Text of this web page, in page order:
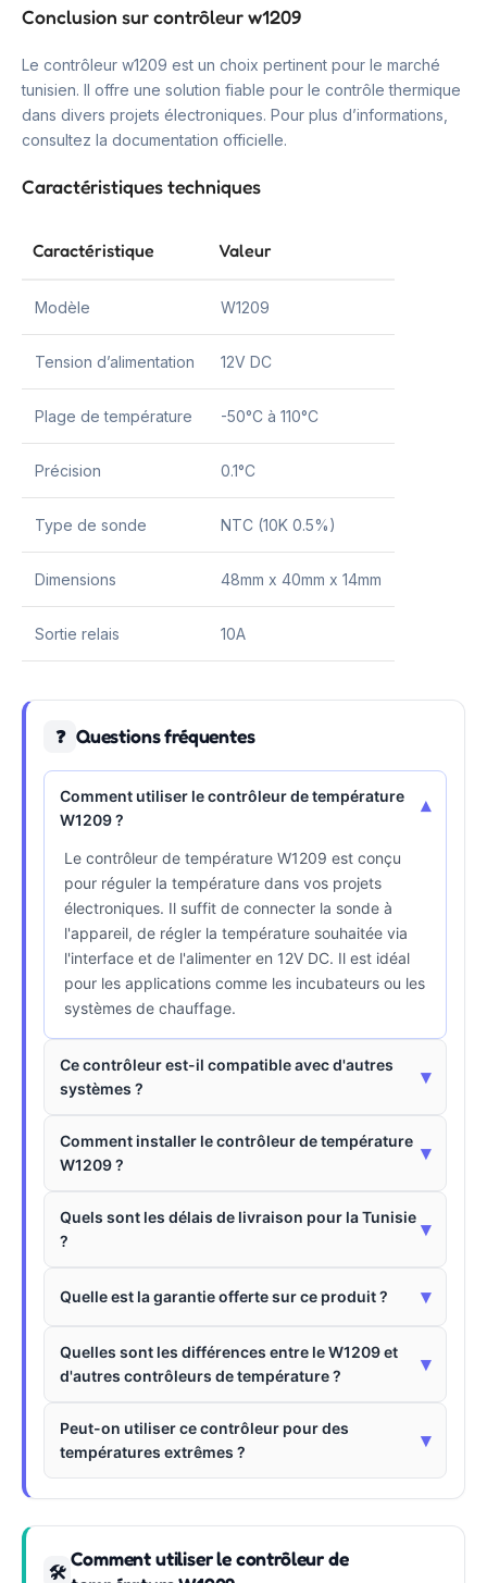
Conclusion sur contrôleur w1209
Le contrôleur w1209 est un choix pertinent pour le marché
tunisien. Il offre une solution fiable pour le contrôle thermique
dans divers projets électroniques. Pour plus d’informations,
consultez la documentation officielle.
Caractéristiques techniques
Caractéristique Valeur
Modèle W1209
Tension d’alimentation 12V DC
Plage de température -50°C à 110°C
Précision 0.1°C
Type de sonde NTC (10K 0.5%)
Dimensions 48mm x 40mm x 14mm
Sortie relais 10A
❓ Questions fréquentes
Comment utiliser le contrôleur de température
W1209 ?
▾
Le contrôleur de température W1209 est conçu
pour réguler la température dans vos projets
électroniques. Il suffit de connecter la sonde à
l'appareil, de régler la température souhaitée via
l'interface et de l'alimenter en 12V DC. Il est idéal
pour les applications comme les incubateurs ou les
systèmes de chauffage.
Ce contrôleur est-il compatible avec d'autres
systèmes ?
▾
Comment installer le contrôleur de température
W1209 ?
▾
Quels sont les délais de livraison pour la Tunisie
?
▾
Quelle est la garantie offerte sur ce produit ? ▾
Quelles sont les différences entre le W1209 et
d'autres contrôleurs de température ?
▾
Peut-on utiliser ce contrôleur pour des
températures extrêmes ?
▾
🛠
Comment utiliser le contrôleur de